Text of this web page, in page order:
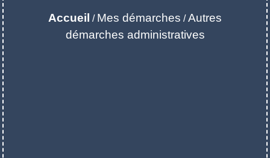
Accueil / Mes démarches /Autres
démarches administratives